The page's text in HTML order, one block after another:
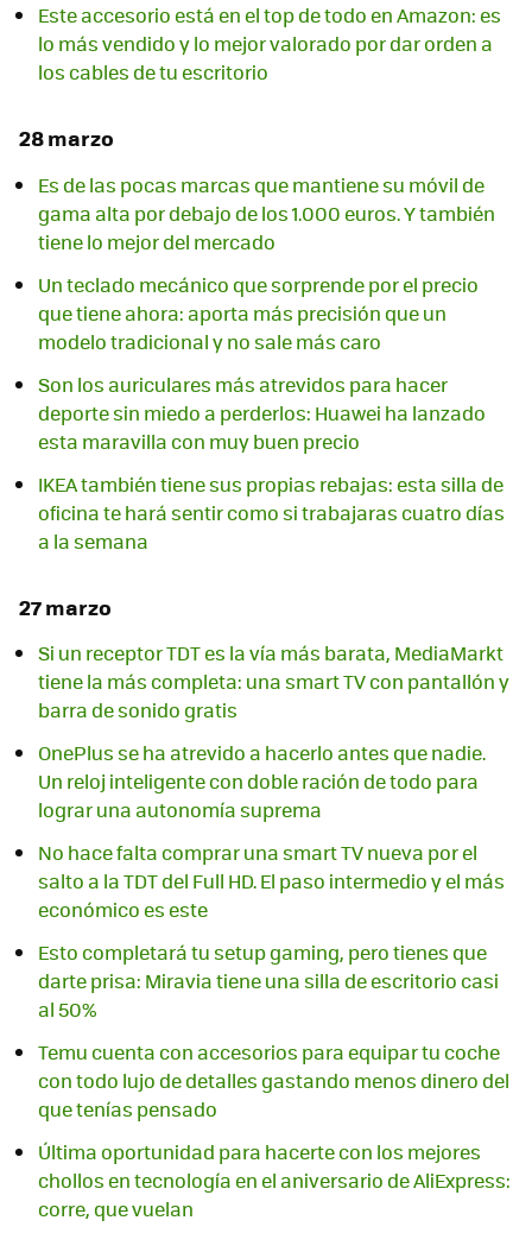
Este accesorio está en el top de todo en Amazon: es
lo más vendido y lo mejor valorado por dar orden a
los cables de tu escritorio
28 marzo
Es de las pocas marcas que mantiene su móvil de
gama alta por debajo de los 1.000 euros. Y también
tiene lo mejor del mercado
Un teclado mecánico que sorprende por el precio
que tiene ahora: aporta más precisión que un
modelo tradicional y no sale más caro
Son los auriculares más atrevidos para hacer
deporte sin miedo a perderlos: Huawei ha lanzado
esta maravilla con muy buen precio
IKEA también tiene sus propias rebajas: esta silla de
oficina te hará sentir como si trabajaras cuatro días
a la semana
27 marzo
Si un receptor TDT es la vía más barata, MediaMarkt
tiene la más completa: una smart TV con pantallón y
barra de sonido gratis
OnePlus se ha atrevido a hacerlo antes que nadie.
Un reloj inteligente con doble ración de todo para
lograr una autonomía suprema
No hace falta comprar una smart TV nueva por el
salto a la TDT del Full HD. El paso intermedio y el más
económico es este
Esto completará tu setup gaming, pero tienes que
darte prisa: Miravia tiene una silla de escritorio casi
al 50%
Temu cuenta con accesorios para equipar tu coche
con todo lujo de detalles gastando menos dinero del
que tenías pensado
Última oportunidad para hacerte con los mejores
chollos en tecnología en el aniversario de AliExpress:
corre, que vuelan